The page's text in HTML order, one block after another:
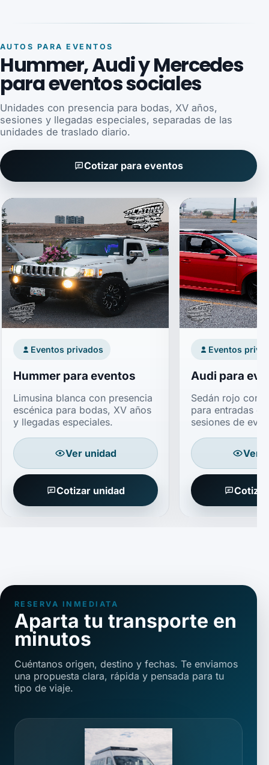
AUTOS PARA EVENTOS
Hummer, Audi y Mercedes
para eventos sociales
Unidades con presencia para bodas, XV años,
sesiones y llegadas especiales, separadas de las
unidades de traslado diario.
Cotizar para eventos
Eventos privados
Hummer para eventos
Limusina blanca con presencia
escénica para bodas, XV años
y llegadas especiales.
Ver unidad
Cotizar unidad
Eventos
Audi para
Sedán rojo con
para entradas
sesiones de
Ver
RESERVA INMEDIATA
Aparta tu transporte en
minutos
Cuéntanos origen, destino y fechas. Te enviamos
una propuesta clara, rápida y pensada para tu
tipo de viaje.